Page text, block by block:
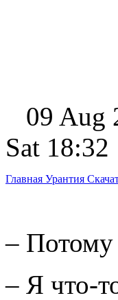
09 Aug
Sat 18:32
Главная Урантия
– Потому
– Я что-